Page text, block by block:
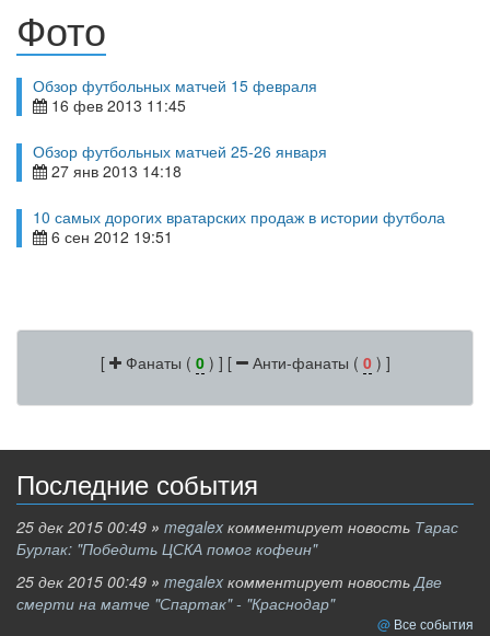
Фото
Обзор футбольных матчей 15 февраля
16 фев 2013 11:45
Обзор футбольных матчей 25-26 января
27 янв 2013 14:18
10 самых дорогих вратарских продаж в истории футбола
6 сен 2012 19:51
[ Фанаты ( 0) ] [ Анти-фанаты ( 0) ]
Последние события
25 дек 2015 00:49 » megalex комментирует новость Тарас
Бурлак: "Победить ЦСКА помог кофеин"
25 дек 2015 00:49 » megalex комментирует новостьДве
смерти на матче "Спартак" - "Краснодар"
Все события